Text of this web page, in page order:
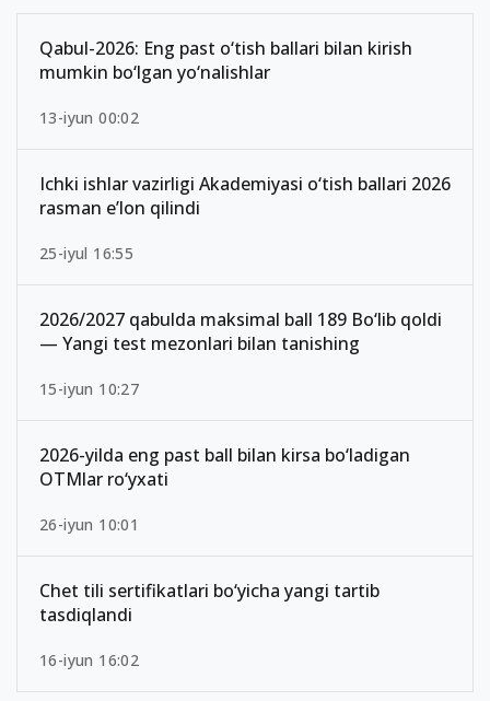
Qabul-2026: Eng past o‘tish ballari bilan kirish
mumkin bo‘lgan yo‘nalishlar
13-iyun 00:02
Ichki ishlar vazirligi Akademiyasi o‘tish ballari 2026
rasman e’lon qilindi
25-iyul 16:55
2026/2027 qabulda maksimal ball 189 Bo‘lib qoldi
— Yangi test mezonlari bilan tanishing
15-iyun 10:27
2026-yilda eng past ball bilan kirsa bo‘ladigan
OTMlar ro‘yxati
26-iyun 10:01
Chet tili sertifikatlari bo‘yicha yangi tartib
tasdiqlandi
16-iyun 16:02